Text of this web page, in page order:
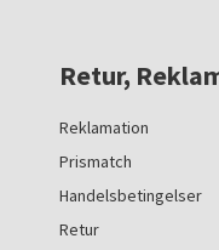
Retur,
Reklamation
Prismatch
Handelsbetingelser
Retur